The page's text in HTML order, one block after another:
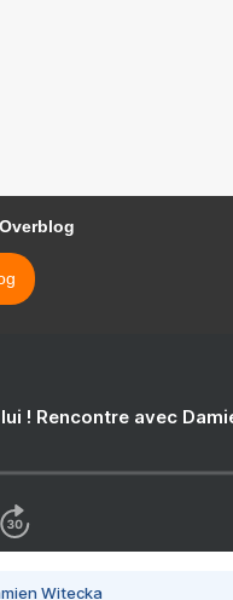
! Rencontre avec
Witecka